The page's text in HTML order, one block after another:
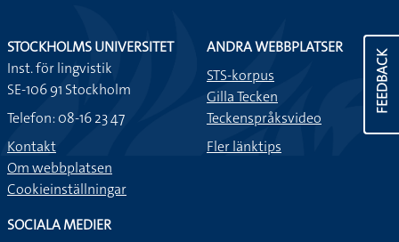
FEEDBACK
STOCKHOLMS UNIVERSITET
Inst. för lingvistik
SE-106 91 Stockholm
Telefon: 08-16 23 47
Kontakt
Om webbplatsen
Cookieinställningar
ANDRA WEBBPLATSER
STS-korpus
Gilla Tecken
Teckenspråksvideo
Fler länktips
SOCIALA MEDIER